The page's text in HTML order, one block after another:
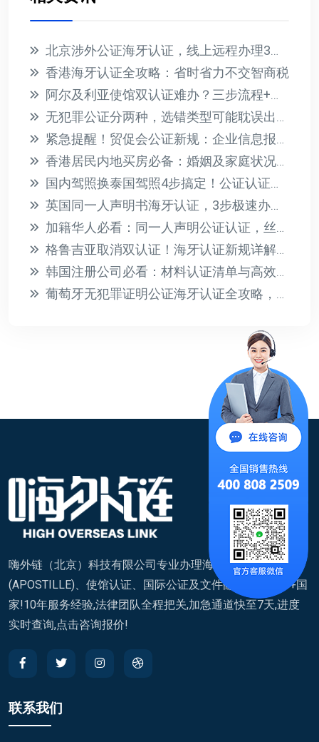
北京涉外公证海牙认证，线上远程办理3天到手
香港海牙认证全攻略：省时省力不交智商税
阿尔及利亚使馆双认证难办？三步流程+材料清单全解析
无犯罪公证分两种，选错类型可能耽误出国！
紧急提醒！贸促会公证新规：企业信息报告必须补充说明，缺件将影响认证
香港居民内地买房必备：婚姻及家庭状况声明书公证全攻略
国内驾照换泰国驾照4步搞定！公证认证全攻略
英国同一人声明书海牙认证，3步极速办理攻略
加籍华人必看：同一人声明公证认证，丝滑证明“我就是我”
格鲁吉亚取消双认证！海牙认证新规详解与办理指南
韩国注册公司必看：材料认证清单与高效办理指南
葡萄牙无犯罪证明公证海牙认证全攻略，避坑必看
嗨外链（北京）科技有限公司专业办理海牙认证
(APOSTILLE)、使馆认证、国际公证及文件翻译,覆盖200+国
家!10年服务经验,法律团队全程把关,加急通道快至7天,进度
实时查询,点击咨询报价!
联系我们